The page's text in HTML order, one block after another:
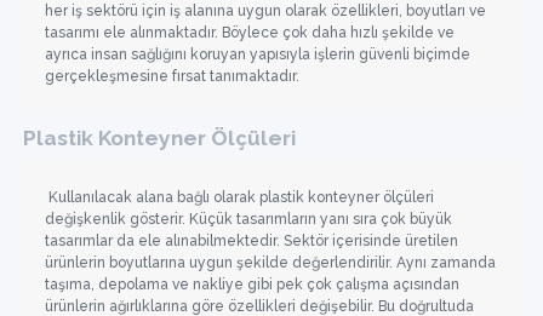
her iş sektörü için iş alanına uygun olarak özellikleri, boyutları ve
tasarımı ele alınmaktadır. Böylece çok daha hızlı şekilde ve
ayrıca insan sağlığını koruyan yapısıyla işlerin güvenli biçimde
gerçekleşmesine fırsat tanımaktadır.
Plastik Konteyner Ölçüleri
Kullanılacak alana bağlı olarak plastik konteyner ölçüleri
değişkenlik gösterir. Küçük tasarımların yanı sıra çok büyük
tasarımlar da ele alınabilmektedir. Sektör içerisinde üretilen
ürünlerin boyutlarına uygun şekilde değerlendirilir. Aynı zamanda
taşıma, depolama ve nakliye gibi pek çok çalışma açısından
ürünlerin ağırlıklarına göre özellikleri değişebilir. Bu doğrultuda